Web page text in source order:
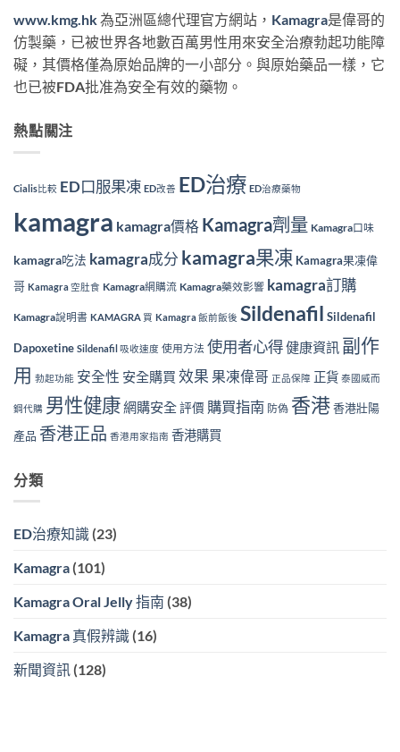
www.kmg.hk為亞洲區總代理官方網站， Kamagra是偉哥的
仿製藥，已被世界各地數百萬男性用來安全治療勃起功能障
礙，其價格僅為原始品牌的一小部分。與原始藥品一樣，它
也已被FDA批准為安全有效的藥物。
熱點關注
Cialis比較 ED口服果凍 ED改善 ED治療 ED治療藥物
kamagra kamagra價格 Kamagra劑量 Kamagra口味
kamagra吃法 kamagra成分 kamagra果凍 Kamagra果凍偉
哥 Kamagra 空肚食 Kamagra網購流 Kamagra藥效影響 kamagra訂購
Kamagra說明書 KAMAGRA 買 Kamagra 飯前飯後 Sildenafil Sildenafil
Dapoxetine Sildenafil 吸收速度 使用方法 使用者心得健康資訊 副作
用 勃起功能 安全性 安全購買 效果 果凍偉哥 正品保障 正貨 泰國威而
鋼代購 男性健康網購安全評價 購買指南 防偽 香港香港壯陽
產品 香港正品 香港用家指南 香港購買
分類
ED治療知識 (23)
Kamagra (101)
Kamagra Oral Jelly 指南 (38)
Kamagra 真假辨識 (16)
新聞資訊 (128)